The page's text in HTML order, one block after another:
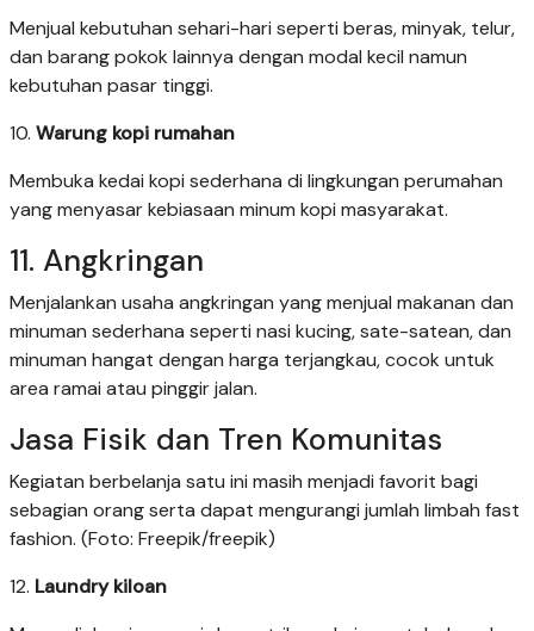
Menjual kebutuhan sehari-hari seperti beras, minyak, telur,
dan barang pokok lainnya dengan modal kecil namun
kebutuhan pasar tinggi.
10. Warung kopi rumahan
Membuka kedai kopi sederhana di lingkungan perumahan
yang menyasar kebiasaan minum kopi masyarakat.
11. Angkringan
Menjalankan usaha angkringan yang menjual makanan dan
minuman sederhana seperti nasi kucing, sate-satean, dan
minuman hangat dengan harga terjangkau, cocok untuk
area ramai atau pinggir jalan.
Jasa Fisik dan Tren Komunitas
Kegiatan berbelanja satu ini masih menjadi favorit bagi
sebagian orang serta dapat mengurangi jumlah limbah fast
fashion. (Foto: Freepik/freepik)
12. Laundry kiloan